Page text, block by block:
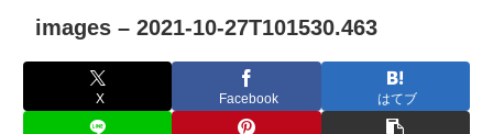
images – 2021-10-27T101530.463
X Facebook はてブ